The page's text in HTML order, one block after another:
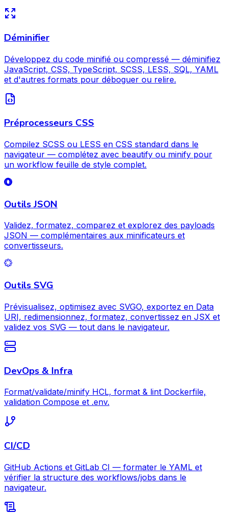
Déminifier
Développez du code minifié ou compressé — déminifiez
JavaScript, CSS, TypeScript, SCSS, LESS, SQL, YAML
et d'autres formats pour déboguer ou relire.
Préprocesseurs CSS
Compilez SCSS ou LESS en CSS standard dans le
navigateur — complétez avec beautify ou minify pour
un workflow feuille de style complet.
Outils JSON
Validez, formatez, comparez et explorez des payloads
JSON — complémentaires aux minificateurs et
convertisseurs.
Outils SVG
Prévisualisez, optimisez avec SVGO, exportez en Data
URI, redimensionnez, formatez, convertissez en JSX et
validez vos SVG — tout dans le navigateur.
DevOps & Infra
Format/validate/minify HCL, format & lint Dockerfile,
validation Compose et .env.
CI/CD
GitHub Actions et GitLab CI — formater le YAML et
vérifier la structure des workflows/jobs dans le
navigateur.